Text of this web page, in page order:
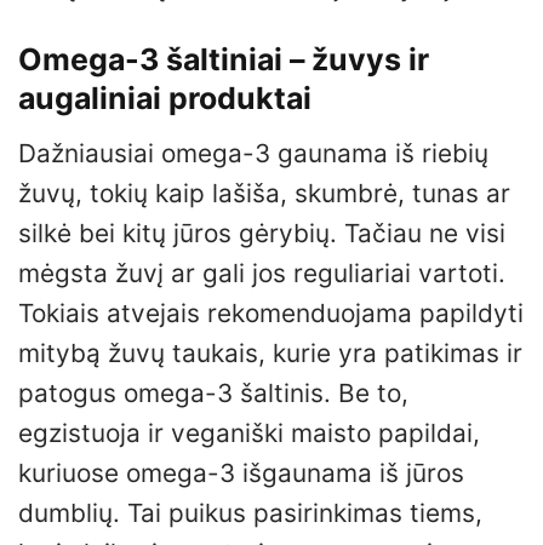
Omega-3 šaltiniai – žuvys ir
augaliniai produktai
Dažniausiai omega-3 gaunama iš riebių
žuvų, tokių kaip lašiša, skumbrė, tunas ar
silkė bei kitų jūros gėrybių. Tačiau ne visi
mėgsta žuvį ar gali jos reguliariai vartoti.
Tokiais atvejais rekomenduojama papildyti
mitybą žuvų taukais, kurie yra patikimas ir
patogus omega-3 šaltinis. Be to,
egzistuoja ir veganiški maisto papildai,
kuriuose omega-3 išgaunama iš jūros
dumblių. Tai puikus pasirinkimas tiems,